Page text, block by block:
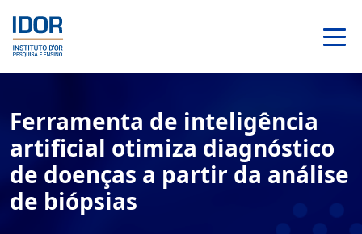
Ferramenta de inteligência
artificial otimiza diagnóstico
de doenças a partir da análise
de biópsias